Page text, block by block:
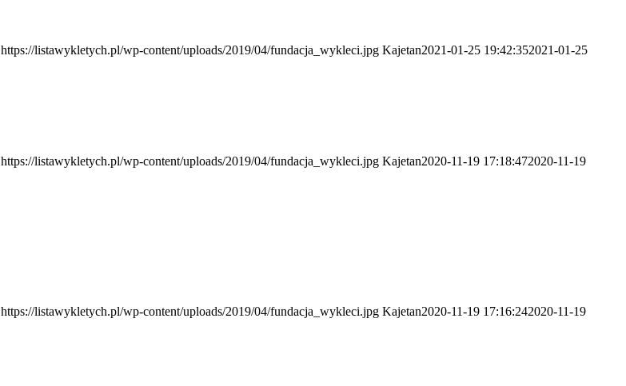
https://listawykletych.pl/wp-content/uploads/2019/04/fundacja_wykleci.jpg Kajetan2021-01-25 19:42:352021-01-25
https://listawykletych.pl/wp-content/uploads/2019/04/fundacja_wykleci.jpg Kajetan2020-11-19 17:18:472020-11-19
https://listawykletych.pl/wp-content/uploads/2019/04/fundacja_wykleci.jpg Kajetan2020-11-19 17:16:242020-11-19